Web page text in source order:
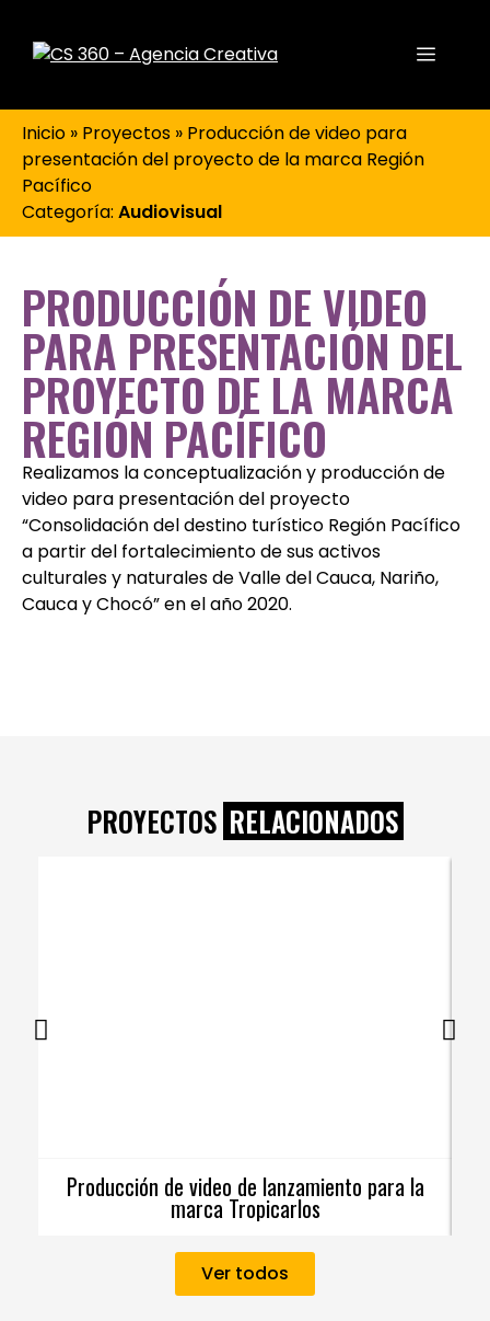
Inicio » Proyectos » Producción de video para
presentación del proyecto de la marca Región
Pacífico
Categoría: Audiovisual
PRODUCCIÓN DE VIDEO
PARA PRESENTACIÓN DEL
PROYECTO DE LA MARCA
REGIÓN PACÍFICO
Realizamos la conceptualización y producción de
video para presentación del proyecto
“Consolidación del destino turístico Región Pacífico
a partir del fortalecimiento de sus activos
culturales y naturales de Valle del Cauca, Nariño,
Cauca y Chocó” en el año 2020.
PROYECTOS RELACIONADOS
Producción de video de lanzamiento para la
marca Tropicarlos
Ver todos